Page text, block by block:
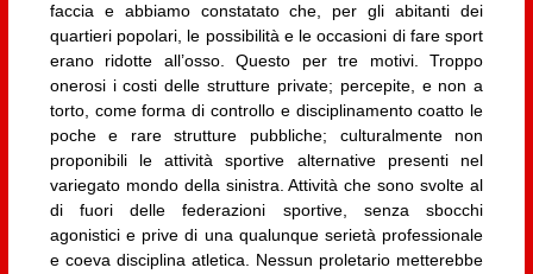
faccia e abbiamo constatato che, per gli abitanti dei
quartieri popolari, le possibilità e le occasioni di fare sport
erano ridotte all’osso. Questo per tre motivi. Troppo
onerosi i costi delle strutture private; percepite, e non a
torto, come forma di controllo e disciplinamento coatto le
poche e rare strutture pubbliche; culturalmente non
proponibili le attività sportive alternative presenti nel
variegato mondo della sinistra. Attività che sono svolte al
di fuori delle federazioni sportive, senza sbocchi
agonistici e prive di una qualunque serietà professionale
e coeva disciplina atletica. Nessun proletario metterebbe